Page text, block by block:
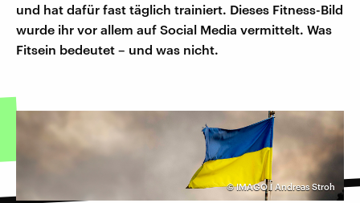
und hat dafür fast täglich trainiert. Dieses Fitness-Bild
wurde ihr vor allem auf Social Media vermittelt. Was
Fitsein bedeutet – und was nicht.
©IMAGO I Andreas Stroh